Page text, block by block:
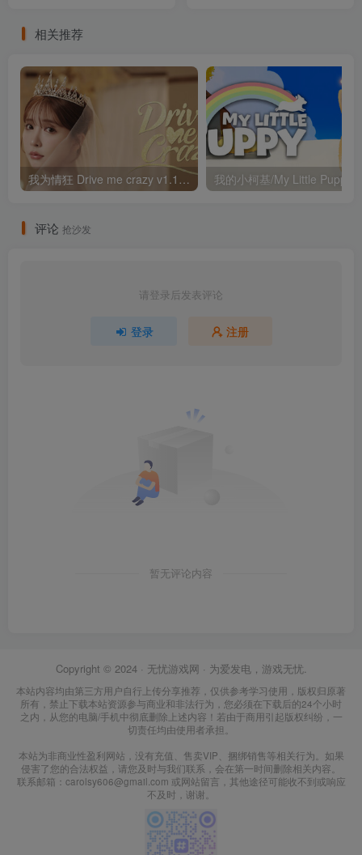
相关推荐
我为情狂 Drive me crazy v1.1（官中）
评论 抢沙发
请登录后发表评论
登录 注册
暂无评论内容
Copyright © 2024 · 无忧游戏网 · 为爱发电，游戏无忧.
本站内容均由第三方用户自行上传分享推荐，仅供参考学习使用，版权归原著
所有，禁止下载本站资源参与商业和非法行为，您必须在下载后的24个小时
之内，从您的电脑/手机中彻底删除上述内容！若由于商用引起版权纠纷，一
切责任均由使用者承担。
本站为非商业性盈利网站，没有充值、售卖VIP、捆绑销售等相关行为。如果
侵害了您的合法权益，请您及时与我们联系，会在第一时间删除相关内容。
联系邮箱：carolsy606@gmail.com 或网站留言，其他途径可能收不到或响应
不及时，谢谢。